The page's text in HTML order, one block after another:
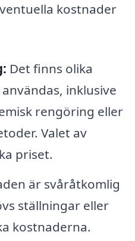
kostnader
Det finns olika
inklusive
rengöring eller
Valet av
priset.
är svåråtkomlig
ställningar eller
kostnaderna.